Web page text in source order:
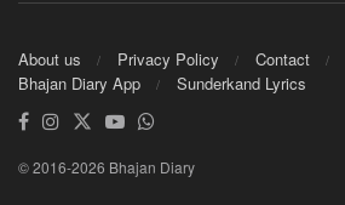
About us Privacy Policy Contact
Bhajan Diary App
Sunderkand Lyrics
© 2016-2026 Bhajan Diary